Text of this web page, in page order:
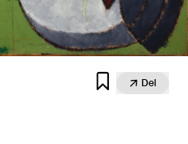
  Del